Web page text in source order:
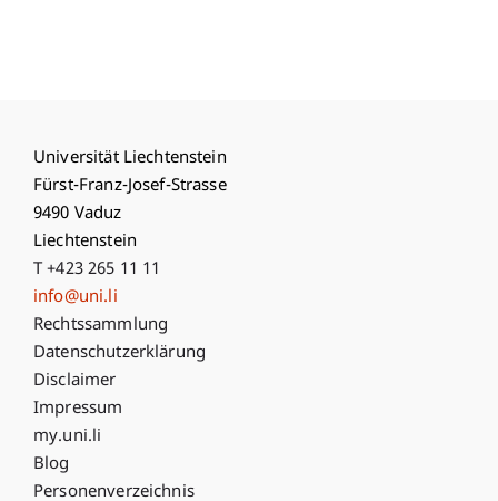
Universität Liechtenstein
Fürst-Franz-Josef-Strasse
9490 Vaduz
Liechtenstein
T +423 265 11 11
info@uni.li
Fußzeile Rechtliche Hinweise
Rechtssammlung
Datenschutzerklärung
Disclaimer
Impressum
Fußzeile Subdomain-Verzeichnis
my.uni.li
Blog
Personenverzeichnis